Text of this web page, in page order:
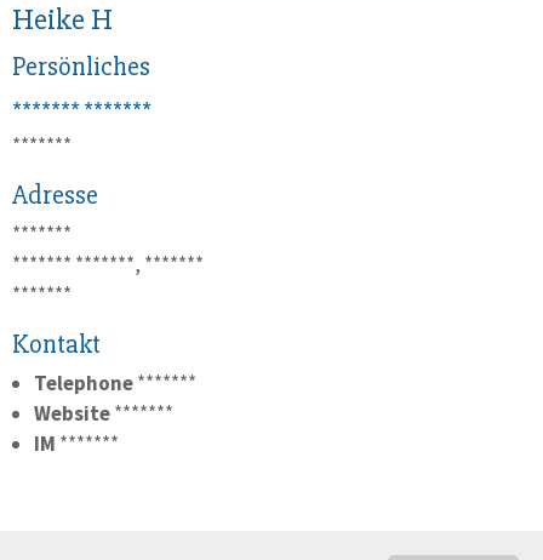
Heike H
Persönliches
**************
*******
Adresse
*******
******* *******, *******
*******
Kontakt
Telephone*******
Website*******
IM *******